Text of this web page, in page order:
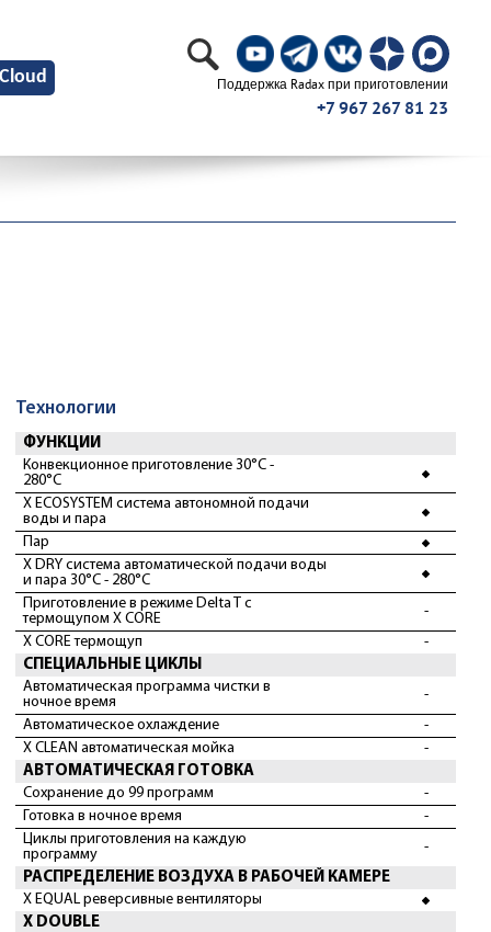
Поддержка Radax при приготовлении
+7 967 267 81 23
Технологии
ФУНКЦИИ
Конвекционное приготовление 30°С -
280°С
X ECOSYSTEM система автономной подачи
воды и пара
Пар
X DRY система автоматической подачи воды
и пара 30°С - 280°С
Приготовление в режиме Delta T с
термощупом X CORE
-
X CORE термощуп
-
СПЕЦИАЛЬНЫЕ ЦИКЛЫ
Автоматическая программа чистки в
ночное время
-
Автоматическое охлаждение
-
X CLEAN автоматическая мойка
-
АВТОМАТИЧЕСКАЯ ГОТОВКА
Сохранение до 99 программ
-
Готовка в ночное время
-
Циклы приготовления на каждую
программу
-
РАСПРЕДЕЛЕНИЕ ВОЗДУХА В РАБОЧЕЙ КАМЕРЕ
X EQUAL реверсивные вентиляторы
X DOUBLE